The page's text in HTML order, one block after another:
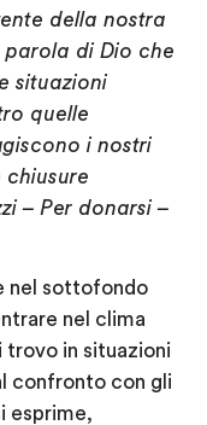
della nostra
di Dio che
situazioni
quelle
i nostri
chiusure
– Per donarsi –
nel sottofondo
nel clima
trovo in situazioni
confronto con gli
esprime,